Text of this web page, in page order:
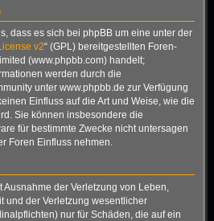
dass es sich bei phpBB um eine unter der
v2“ (GPL) bereitgestellten Foren-
(www.phpbb.com) handelt;
werden durch die
unter www.phpbb.de zur Verfügung
Einfluss auf die Art und Weise, wie die
Sie können insbesondere die
für bestimmte Zwecke nicht untersagen
Foren Einfluss nehmen.
Ausnahme der Verletzung von Leben,
und der Verletzung wesentlicher
nur für Schäden, die auf ein